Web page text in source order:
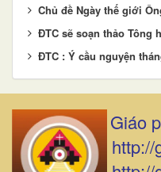
Chủ đề Ngày thế giới
ĐTC sẽ soạn thảo Tông
ĐTC : Ý cầu nguyện
Giáo
http://